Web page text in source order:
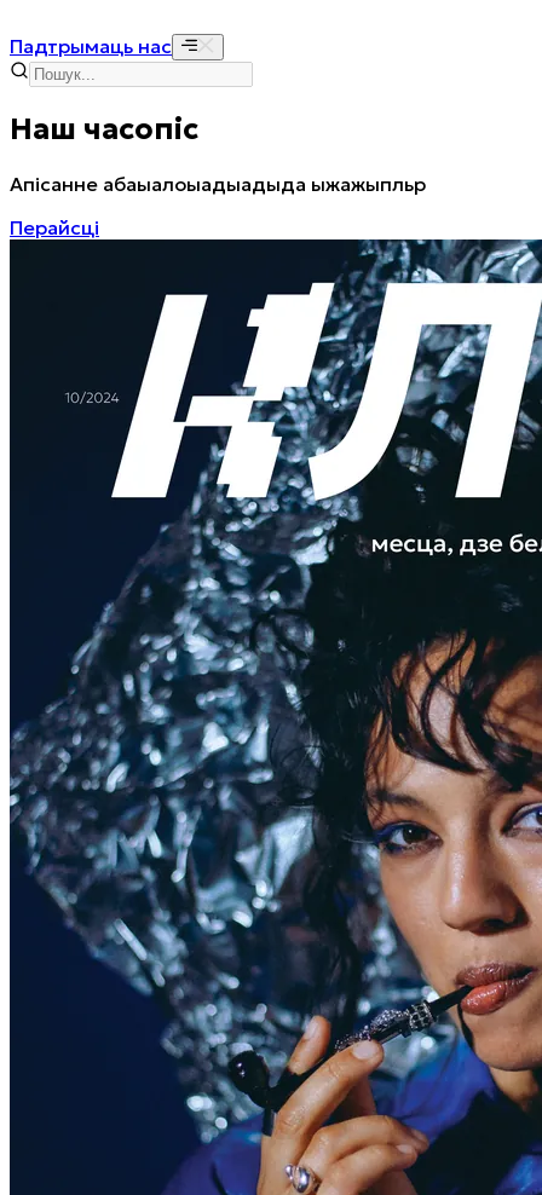
Падтрымаць нас
Наш часопіс
Апісанне абаыалоыадыадыда ыжажыпльр
Перайсці